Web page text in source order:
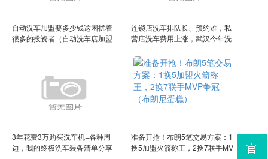
自动洗车加盟要多少钱这困扰着
很多的投资者（自动洗车店加盟
连锁店洗车排队长、预约难，私
营店洗车费用上涨，武汉今年洗
3年花费3万购买洗车机+各种周
边，我的终极洗车装备清单分享
准备开抢！布朗5笔交易方案：1
换5加盟火箭称王，2换7联手MV